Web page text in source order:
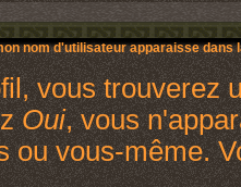
nom d'utilisateur apparaisse dans
vous trouverez
Oui, vous
ou vous-même.